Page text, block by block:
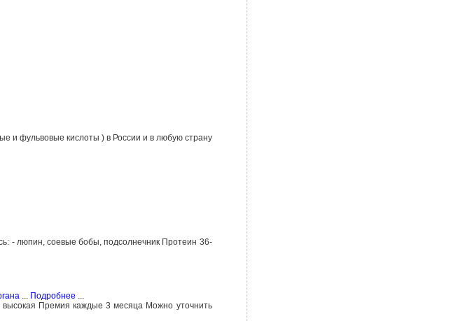
и фульвовые кислоты ) в России и в любую страну
- люпин, соевые бобы, подсолнечник Протеин 36-
Подробнее
Премия каждые 3 месяца Можно уточнить